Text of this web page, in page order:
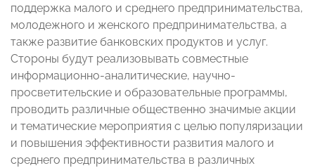
поддержка малого и среднего предпринимательства,
молодежного и женского предпринимательства, а
также развитие банковских продуктов и услуг.
Стороны будут реализовывать совместные
информационно-аналитические, научно-
просветительские и образовательные программы,
проводить различные общественно значимые акции
и тематические мероприятия с целью популяризации
и повышения эффективности развития малого и
среднего предпринимательства в различных